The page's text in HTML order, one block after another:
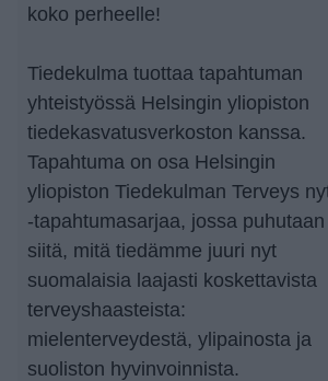
koko perheelle!
Tiedekulma tuottaa tapahtuman
yhteistyössä Helsingin yliopiston
tiedekasvatusverkoston kanssa.
Tapahtuma on osa Helsingin
yliopiston Tiedekulman Terveys
-tapahtumasarjaa, jossa puhutaan
siitä, mitä tiedämme juuri nyt
suomalaisia laajasti koskettavista
terveyshaasteista:
mielenterveydestä, ylipainosta ja
suoliston hyvinvoinnista.